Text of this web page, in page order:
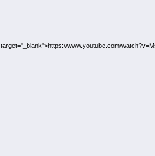
target="_blank">https://www.youtube.com/